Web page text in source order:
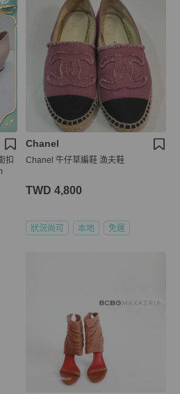
扣
Chanel
Chanel 牛仔草編鞋 漁夫鞋
TWD 4,800
狀況尚可 本地 免運